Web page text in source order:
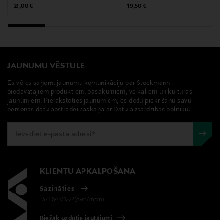
CARBONATE, STEARALKONIUM HECTORITE,
(CI 77891).
Ražotājvalsts
ASV
Ražotāja daļas numurs
Ražotāja adrese
Porkkalankatu 20C, 00180, Helsinki, Finland
Original Price
21,00 €
Original Price
19,50 €
JAUNUMU VĒSTULE
Es vēlos saņemt jaunumu komunikāciju par Stockmann
piedāvātajiem produktiem, pasākumiem, veikaliem un kultūras
jaunumiem. Pierakstoties jaunumiem, es dodu piekrišanu savu
personas datu apstrādei saskaņā ar Datu aizsardzības politiku.
KLIENTU APKALPOŠANA
Sazināties
+371 67071222(pvm/mpm)
Biežāk uzdotie jautājumi